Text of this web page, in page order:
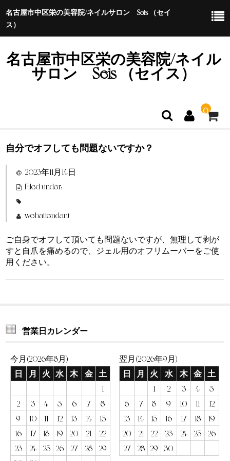
名古屋市中区栄の美容院/ネイルサロン Seis （セイ
ス）
名古屋市中区栄の美容院/ネイル
サロン Seis （セイス）
0
ホーム
特定商取引法に基づく表示
自分でオフしても問題ないですか？
2023年11月14日
Filed under:
webattendant
ご自身でオフして頂いても問題ないですが、無理して剥が
すと自爪を痛めるので、ジェル用のオフリムーバーをご使
用ください。
営業日カレンダー
今月(2026年8月)
日
月 火 水 木 金
土
1
2
3 4 5 6 7
8
9
10 11 12 13 14
15
16
17 18 19 20 21
22
23
24 25 26 27 28
29
翌月(2026年9月)
日
月 火 水 木 金
土
1
2 3 4
5
6
7 8 9 10 11
12
13
14 15 16 17 18
19
20
21 22 23 24 25
26
27
28 29 30